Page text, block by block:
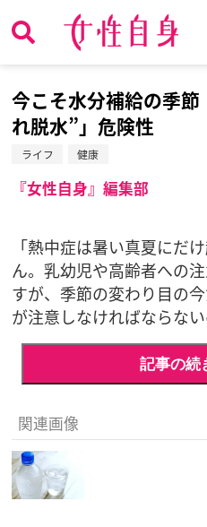
今こそ水分補給の季
れ脱水”」危険性
ライフ 健康
『女性自身』編集部
「熱中症は暑い真夏にだ
ん。乳幼児や高齢者への
すが、季節の変わり目の
が注意しなければならな
記事の続
関連画像